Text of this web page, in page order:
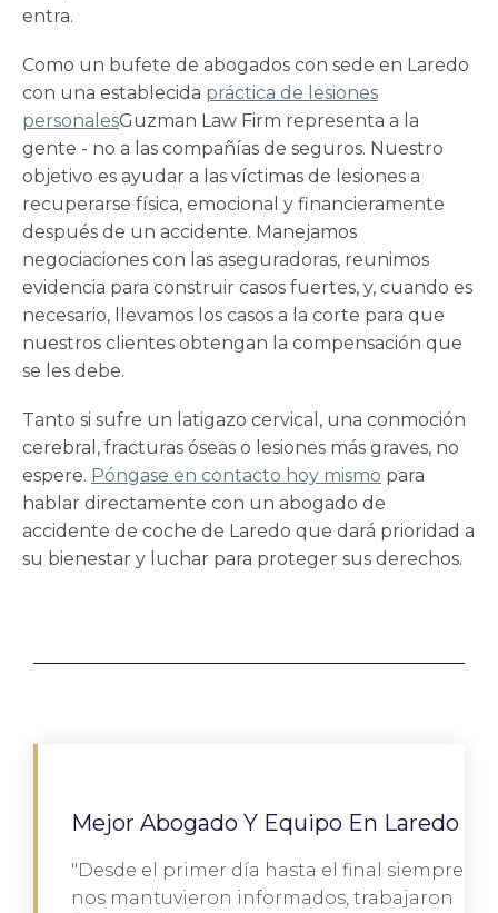
entra.
Como un bufete de abogados con sede en Laredo
con una establecida práctica de lesiones
personalesGuzman Law Firm representa a la
gente - no a las compañías de seguros. Nuestro
objetivo es ayudar a las víctimas de lesiones a
recuperarse física, emocional y financieramente
después de un accidente. Manejamos
negociaciones con las aseguradoras, reunimos
evidencia para construir casos fuertes, y, cuando es
necesario, llevamos los casos a la corte para que
nuestros clientes obtengan la compensación que
se les debe.
Tanto si sufre un latigazo cervical, una conmoción
cerebral, fracturas óseas o lesiones más graves, no
espere. Póngase en contacto hoy mismo para
hablar directamente con un abogado de
accidente de coche de Laredo que dará prioridad a
su bienestar y luchar para proteger sus derechos.
Mejor Abogado Y Equipo En Laredo
"Desde el primer día hasta el final siempre
nos mantuvieron informados, trabajaron